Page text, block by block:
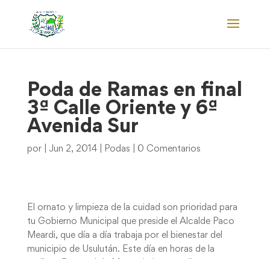
Poda de Ramas en final
3ª Calle Oriente y 6ª
Avenida Sur
por Jun 2, 2014| Podas 0 Comentarios
El ornato y limpieza de la cuidad son prioridad para
tu Gobierno Municipal que preside el Alcalde Paco
Meardi, que día a día trabaja por el bienestar del
municipio de Usulután. Este día en horas de la